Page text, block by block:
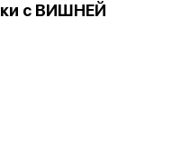
с ВИШНЕЙ